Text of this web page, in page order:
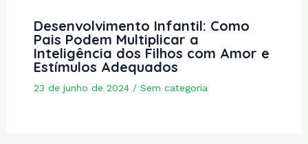
Desenvolvimento Infantil: Como
Pais Podem Multiplicar a
Inteligência dos Filhos com Amor e
Estímulos Adequados
23 de junho de 2024 / Sem categoria